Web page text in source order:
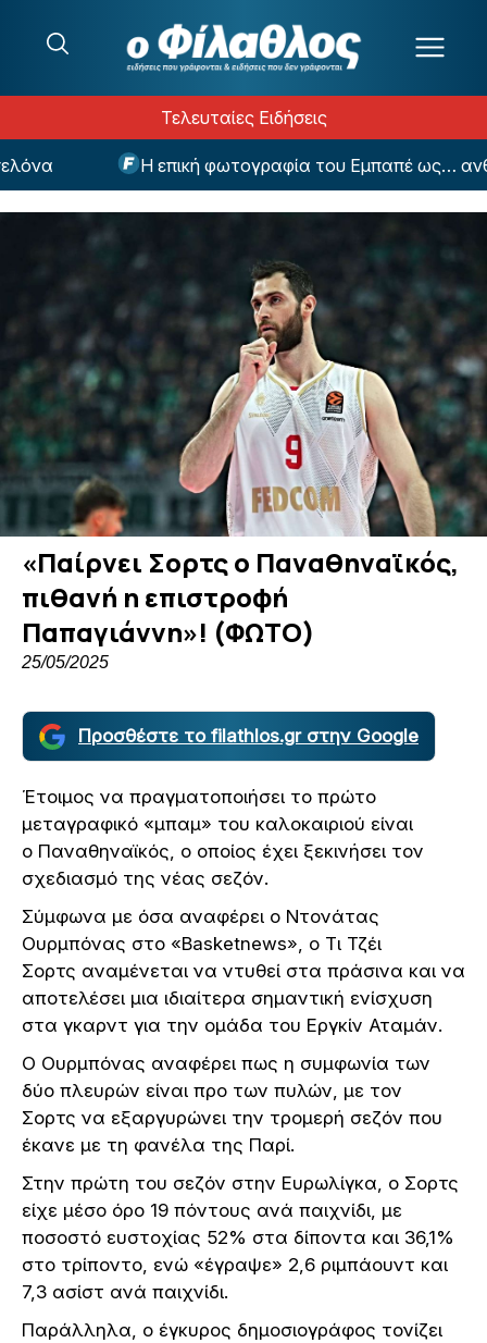
Τελευταίες Ειδήσεις
Η επική φωτογραφία του Εμπαπέ ως…
«Παίρνει Σορτς ο Παναθηναϊκός,
πιθανή η επιστροφή
Παπαγιάννη»! (ΦΩΤΟ)
25/05/2025
Προσθέστε το filathlos.gr στην Google
Έτοιμος να πραγματοποιήσει το πρώτο
μεταγραφικό «μπαμ» του καλοκαιριού είναι
ο Παναθηναϊκός, ο οποίος έχει ξεκινήσει τον
σχεδιασμό της νέας σεζόν.
Σύμφωνα με όσα αναφέρει ο Ντονάτας
Ουρμπόνας στο «Basketnews», ο Τι Τζέι
Σορτς αναμένεται να ντυθεί στα πράσινα και να
αποτελέσει μια ιδιαίτερα σημαντική ενίσχυση
στα γκαρντ για την ομάδα του Εργκίν Αταμάν.
Ο Ουρμπόνας αναφέρει πως η συμφωνία των
δύο πλευρών είναι προ των πυλών, με τον
Σορτς να εξαργυρώνει την τρομερή σεζόν που
έκανε με τη φανέλα της Παρί.
Στην πρώτη του σεζόν στην Ευρωλίγκα, ο Σορτς
είχε μέσο όρο 19 πόντους ανά παιχνίδι, με
ποσοστό ευστοχίας 52% στα δίποντα και 36,1%
στο τρίποντο, ενώ «έγραψε» 2,6 ριμπάουντ και
7,3 ασίστ ανά παιχνίδι.
Παράλληλα, ο έγκυρος δημοσιογράφος τονίζει